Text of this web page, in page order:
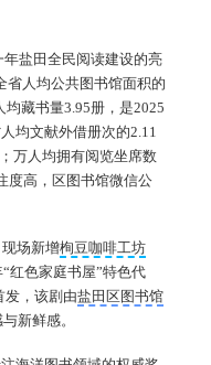
盐田全民阅读建设的亮
省人均公共图书馆面积的
藏书量3.95册，是2025
均文献外借册次的2.11
万人均拥有阅览坐席数
度高，区图书馆微信公
场新增栒豆咖啡工坊
红色家庭书屋”特色代
发，该剧由盐田区图书馆
新鲜感。